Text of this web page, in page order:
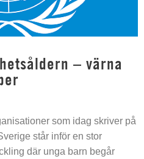
– värna
som idag skriver på
står inför en stor
där unga barn begår